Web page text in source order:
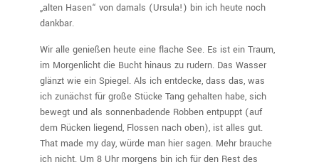
„alten Hasen“ von damals (Ursula!) bin ich heute noch
dankbar.
Wir alle genießen heute eine flache See. Es ist ein Traum,
im Morgenlicht die Bucht hinaus zu rudern. Das Wasser
glänzt wie ein Spiegel. Als ich entdecke, dass das, was
ich zunächst für große Stücke Tang gehalten habe, sich
bewegt und als sonnenbadende Robben entpuppt (auf
dem Rücken liegend, Flossen nach oben), ist alles gut.
That made my day, würde man hier sagen. Mehr brauche
ich nicht. Um 8 Uhr morgens bin ich für den Rest des